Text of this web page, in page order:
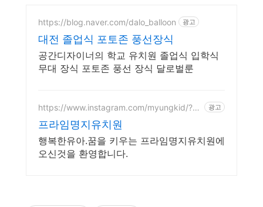
https://blog.naver.com/dalo_balloon 광고
대전 졸업식 포토존 풍선장식
공간디자이너의 학교 유치원 졸업식 입학식
무대 장식 포토존 풍선 장식 달로벌룬
https://www.instagram.com/myungkid/?ne
광고
프라임명지유치원
행복한유아.꿈을 키우는 프라임명지유치원에
오신것을 환영합니다.